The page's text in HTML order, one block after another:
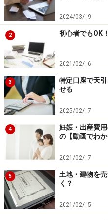
ここでは雑損控除を例に、
を解説します。給与所得
票の記載例のとおりです
い）。
令和元年雑損控除適用前の
庁 資料より）
次の3つのポイントについ
う。
■所得状況等
サラリーマンが確定申告す
2024/03/19
2 初心者でもOK
2021/02/16
3
特定口座で天
せる
2025/02/17
4
妊娠・出産費
の【動画でわか
2021/02/17
5
土地・建物を
く？
2021/02/15